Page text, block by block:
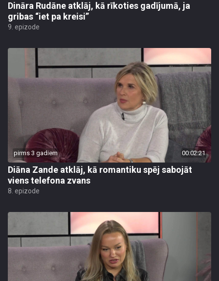
Dināra Rudāne atklāj, kā rīkoties gadījumā, ja
gribas “iet pa kreisi”
9. epizode
pirms 3 gadiem 00:02:21
Diāna Zande atklāj, kā romantiku spēj sabojāt
viens telefona zvans
8. epizode